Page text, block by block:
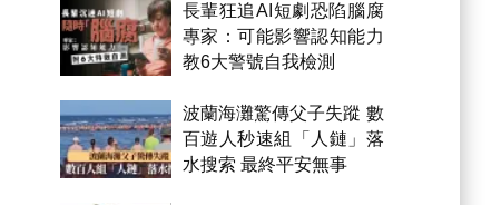
長輩狂追AI短劇恐陷腦腐
專家：可能影響認知能力
教6大警號自我檢測
波蘭海灘驚傳父子失蹤 數
百遊人秒速組「人鏈」落
水搜索 最終平安無事